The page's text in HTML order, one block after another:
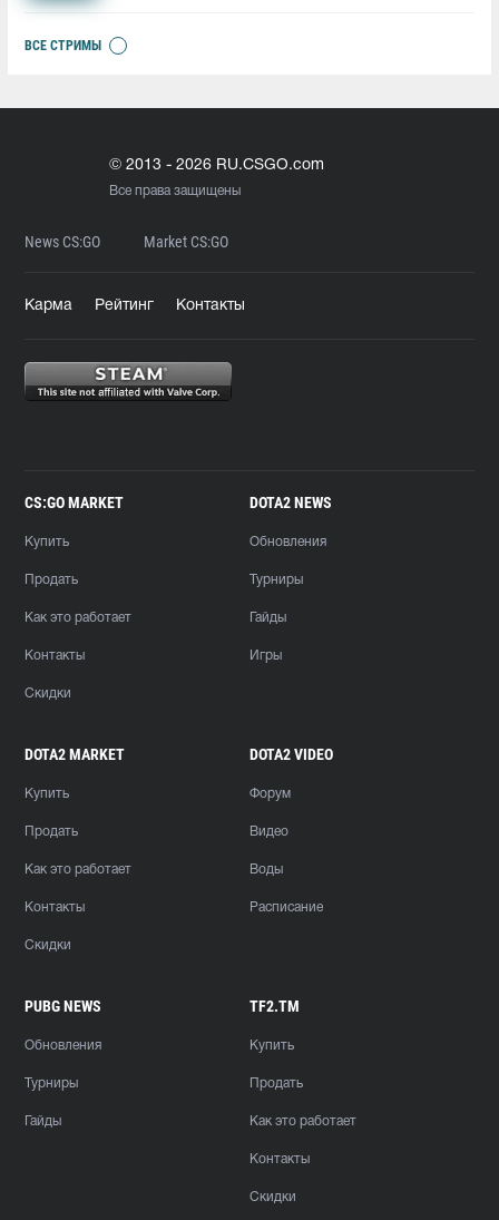
ВСЕ СТРИМЫ
© 2013 - 2026 RU.CSGO.com
Все права защищены
News CS:GO Market CS:GO
Карма Рейтинг Контакты
CS:GO MARKET
Купить
Продать
Как это работает
Контакты
Скидки
DOTA2 NEWS
Обновления
Турниры
Гайды
Игры
DOTA2 MARKET
Купить
Продать
Как это работает
Контакты
Скидки
DOTA2 VIDEO
Форум
Видео
Воды
Расписание
PUBG NEWS
Обновления
Турниры
Гайды
TF2.TM
Купить
Продать
Как это работает
Контакты
Скидки